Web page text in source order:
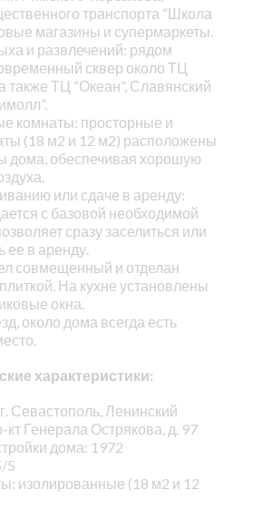
транспорта “Школа
магазины и супермаркеты.
и развлечений: рядом
сквер около ТЦ
также ТЦ “Океан”, Славянский
комнаты: просторные и
(18 м2 и 12 м2) расположены
дома, обеспечивая хорошую
или сдаче в аренду:
с базовой необходимой
сразу заселиться или
ее в аренду.
совмещенный и отделан
На кухне установлены
окна.
около дома всегда есть
характеристики:
Севастополь, Ленинский
кт Генерала Острякова, д. 97
дома: 1972
5
изолированные (18 м2 и 12